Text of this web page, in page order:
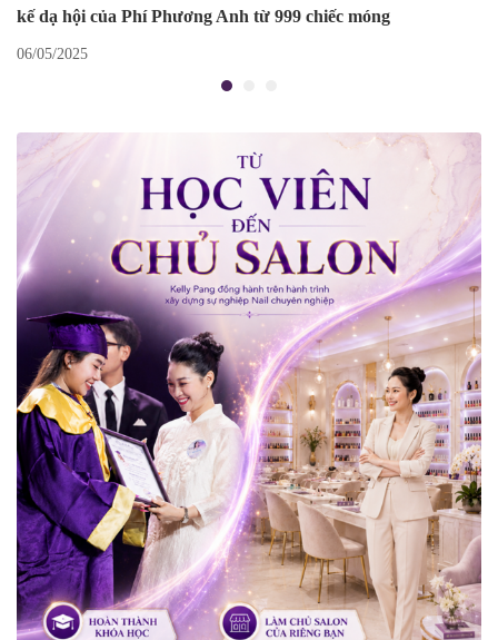
kế dạ hội của Phí Phương Anh từ 999 chiếc móng
06/05/2025